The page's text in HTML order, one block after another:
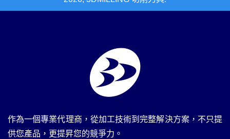
作為一個專業代理商，從加工技術到完整解決方案，不只提
供您產品，更提昇您的競爭力。